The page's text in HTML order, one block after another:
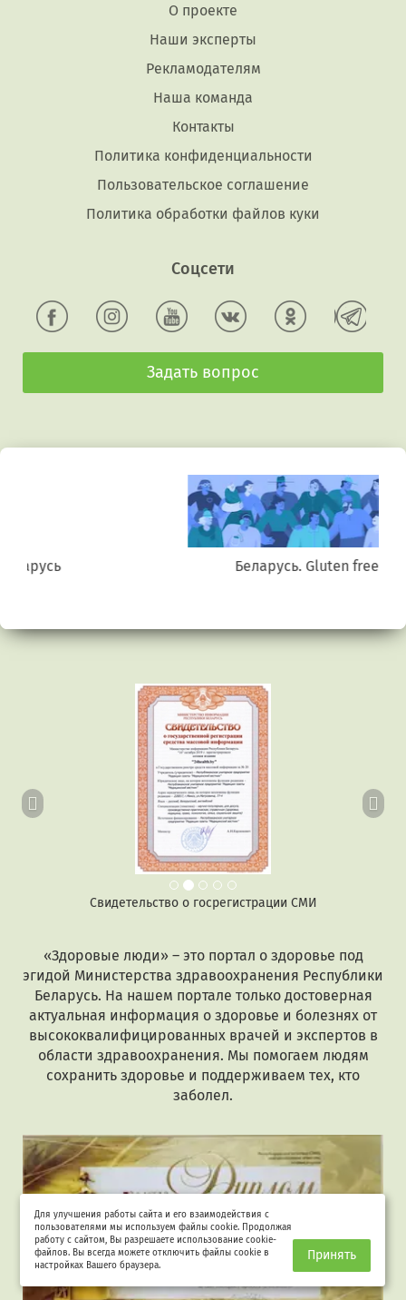
О проекте
Наши эксперты
Рекламодателям
Наша команда
Контакты
Политика конфиденциальности
Пользовательское соглашение
Политика обработки файлов куки
Соцсети
Задать вопрос
Беларусь. Gluten free
о госрегистрации СМИ
Предыдущий
«Здоровые люди» – это портал о здоровье под
эгидой Министерства здравоохранения Республики
Беларусь. На нашем портале только достоверная
актуальная информация о здоровье и болезнях от
высококвалифицированных врачей и экспертов в
области здравоохранения. Мы помогаем людям
сохранить здоровье и поддерживаем тех, кто
заболел.
Для улучшения работы сайта и его взаимодействия с
пользователями мы используем файлы cookie. Продолжая
работу с сайтом, Вы разрешаете использование cookie-
файлов. Вы всегда можете отключить файлы cookie в
настройках Вашего браузера.
Принять